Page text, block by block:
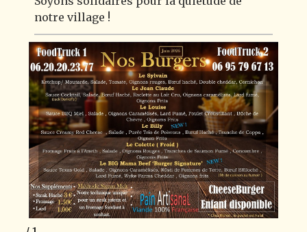
notre village !